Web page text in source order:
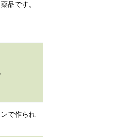
品です。
で作られ